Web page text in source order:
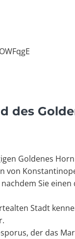
des
Goldenes
von
Sie
Stadt
der das